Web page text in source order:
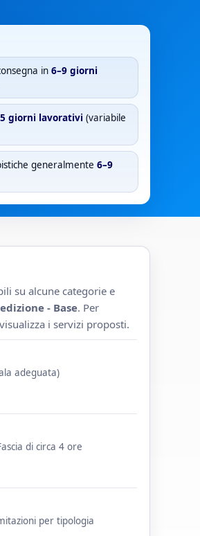
in 6–9 giorni
giorni lavorativi (variabile
generalmente 6–9
su alcune categorie e
- Base. Per
i servizi proposti.
adeguata)
di circa 4 ore
per tipologia